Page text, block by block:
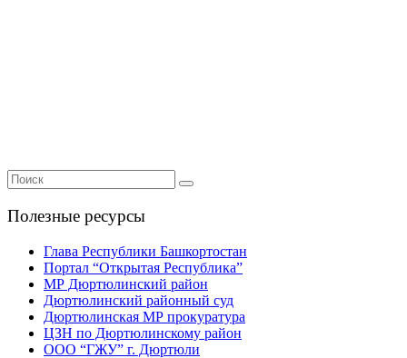
Полезные ресурсы
Глава Республики Башкортостан
Портал “Открытая Республика”
МР Дюртюлинский район
Дюртюлинский районный суд
Дюртюлинская МР прокуратура
ЦЗН по Дюртюлинскому район
ООО “ГЖУ” г. Дюртюли